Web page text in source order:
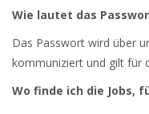
Wie lautet das
Das Passwort wird über
kommuniziert und gilt für
Wo finde ich die Jobs,